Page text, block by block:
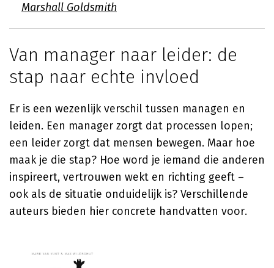
Marshall Goldsmith
Van manager naar leider: de
stap naar echte invloed
Er is een wezenlijk verschil tussen managen en
leiden. Een manager zorgt dat processen lopen;
een leider zorgt dat mensen bewegen. Maar hoe
maak je die stap? Hoe word je iemand die anderen
inspireert, vertrouwen wekt en richting geeft –
ook als de situatie onduidelijk is? Verschillende
auteurs bieden hier concrete handvatten voor.